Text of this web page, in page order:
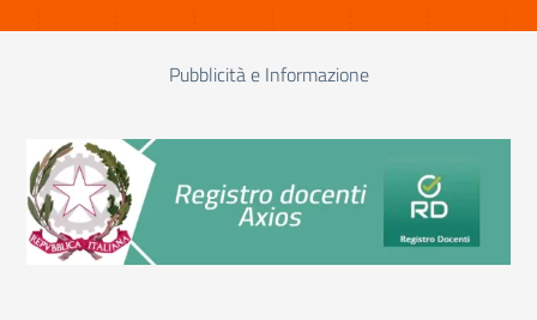
Pubblicità e Informazione